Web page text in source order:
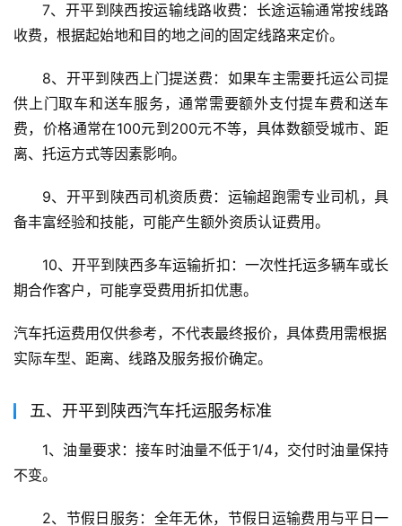
7、开平到陕西按运输线路收费：长途运输通常按线路
收费，根据起始地和目的地之间的固定线路来定价。
8、开平到陕西上门提送费：如果车主需要托运公司提
供上门取车和送车服务，通常需要额外支付提车费和送车
费，价格通常在100元到200元不等，具体数额受城市、距
离、托运方式等因素影响。
9、开平到陕西司机资质费：运输超跑需专业司机，具
备丰富经验和技能，可能产生额外资质认证费用。
10、开平到陕西多车运输折扣：一次性托运多辆车或长
期合作客户，可能享受费用折扣优惠。
汽车托运费用仅供参考，不代表最终报价，具体费用需根据
实际车型、距离、线路及服务报价确定。
五、开平到陕西汽车托运服务标准
1、油量要求：接车时油量不低于1/4，交付时油量保持
不变。
2、节假日服务：全年无休，节假日运输费用与平日一